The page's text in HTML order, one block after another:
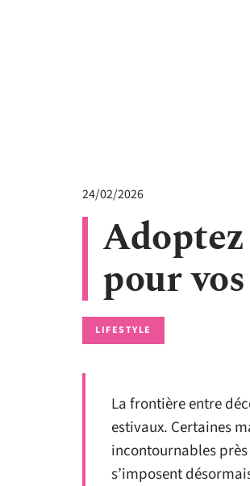
24/02/2026
pour
LIFESTYLE
La frontière entre
estivaux. Certaines
incontournables
s’imposent